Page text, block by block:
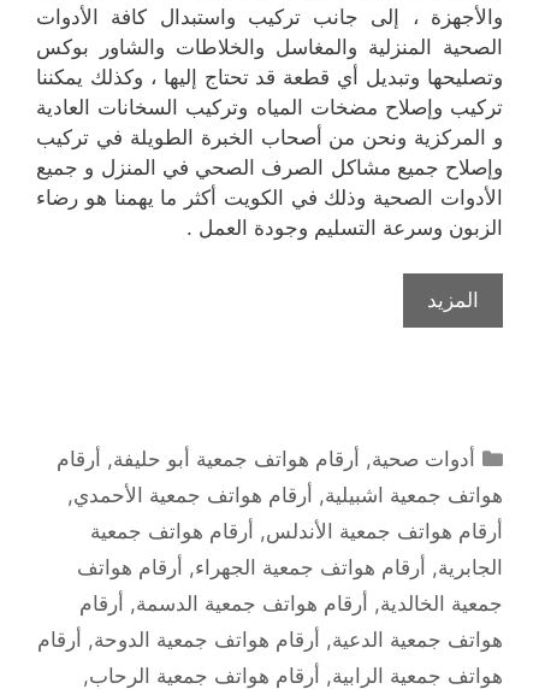
والأجهزة ، إلى جانب تركيب واستبدال كافة الأدوات
الصحية المنزلية والمغاسل والخلاطات والشاور بوكس
وتصليحها وتبديل أي قطعة قد تحتاج إليها ، وكذلك يمكننا
تركيب وإصلاح مضخات المياه وتركيب السخانات العادية
و المركزية ونحن من أصحاب الخبرة الطويلة في تركيب
وإصلاح جميع مشاكل الصرف الصحي في المنزل و جميع
الأدوات الصحية وذلك في الكويت أكثر ما يهمنا هو رضاء
الزبون وسرعة التسليم وجودة العمل .
المزيد
التصنيفات
أدوات صحية, أرقام هواتف جمعية أبو حليفة, أرقام
هواتف جمعية اشبيلية, أرقام هواتف جمعية الأحمدي,
أرقام هواتف جمعية الأندلس, أرقام هواتف جمعية
الجابرية, أرقام هواتف جمعية الجهراء, أرقام هواتف
جمعية الخالدية, أرقام هواتف جمعية الدسمة, أرقام
هواتف جمعية الدعية, أرقام هواتف جمعية الدوحة, أرقام
هواتف جمعية الرابية, أرقام هواتف جمعية الرحاب,